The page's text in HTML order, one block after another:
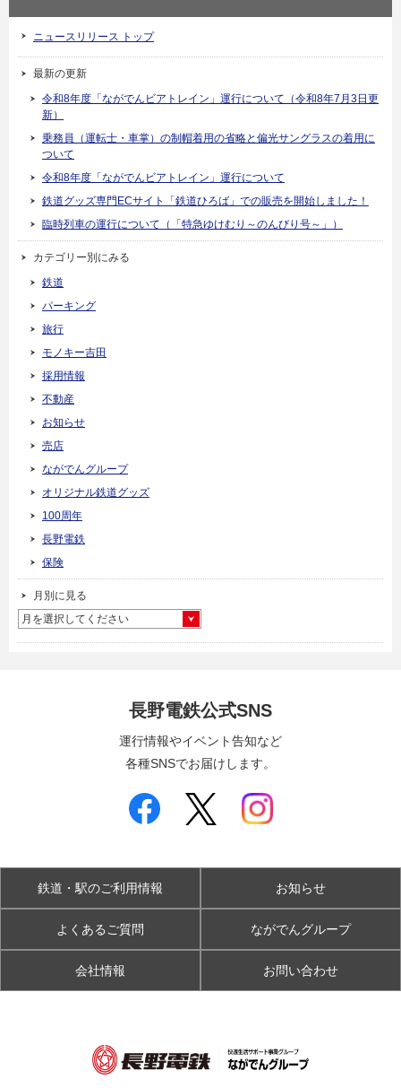
ニュースリリース トップ
最新の更新
令和8年度「ながでんビアトレイン」運行について（令和8年7月3日更
新）
乗務員（運転士・車掌）の制帽着用の省略と偏光サングラスの着用に
ついて
令和8年度「ながでんビアトレイン」運行について
鉄道グッズ専門ECサイト「鉄道ひろば」での販売を開始しました！
臨時列車の運行について（「特急ゆけむり～のんびり号～」）
カテゴリー別にみる
鉄道
パーキング
旅行
モノキー吉田
採用情報
不動産
お知らせ
売店
ながでんグループ
オリジナル鉄道グッズ
100周年
長野電鉄
保険
月別に見る
月を選択してください
長野電鉄公式SNS
運行情報やイベント告知など
各種SNSでお届けします。
鉄道・駅のご利用情報 お知らせ
よくあるご質問 ながでんグループ
会社情報 お問い合わせ